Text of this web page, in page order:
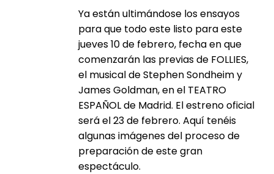
Ya están ultimándose los ensayos
para que todo este listo para este
jueves 10 de febrero, fecha en que
comenzarán las previas de FOLLIES,
el musical de Stephen Sondheim y
James Goldman, en el TEATRO
ESPAÑOL de Madrid. El estreno oficial
será el 23 de febrero. Aquí tenéis
algunas imágenes del proceso de
preparación de este gran
espectáculo.